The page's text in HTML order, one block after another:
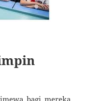
bagi mereka